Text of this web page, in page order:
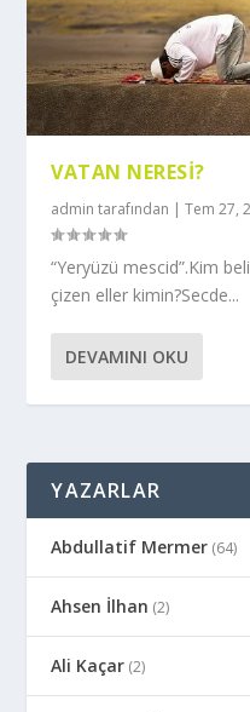
VATAN NERESI?
admin tarafından |Tem 27,
“Yeryüzü mescid”.Kim
çizen eller kimin?Secde...
DEVAMINI OKU
YAZARLAR
Abdullatif Mermer (64)
Ahsen İlhan (2)
Ali Kaçar (2)